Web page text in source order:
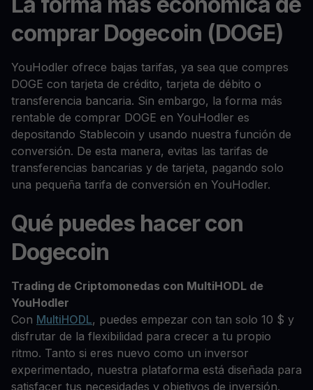
comprar Dogecoin (DOGE)
YouHodler ofrece bajas tarifas, ya sea que compres
DOGE con tarjeta de crédito, tarjeta de débito o
transferencia bancaria. Sin embargo, la forma más
rentable de comprar DOGE en YouHodler es
depositando Stablecoin y usando nuestra función de
conversión. De esta manera, evitas las tarifas de
transferencias bancarias y de tarjeta, pagando solo
una pequeña tarifa de conversión en YouHodler.
Qué puedes hacer con
Dogecoin
Trading de Criptomonedas con MultiHODL de
YouHodler
Con MultiHODL, puedes empezar con tan solo 10 $ y
disfrutar de la flexibilidad para crecer a tu propio
ritmo. Tanto si eres nuevo como un inversor
experimentado, nuestra plataforma está diseñada para
satisfacer tus necesidades y objetivos de inversión.